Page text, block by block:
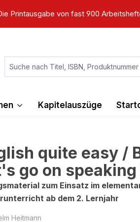
Printausgabe von fast 900
Kapitelauszüge
quite easy /
go on
zum Einsatz im
ab dem 2. Lernjahr
Heitmann